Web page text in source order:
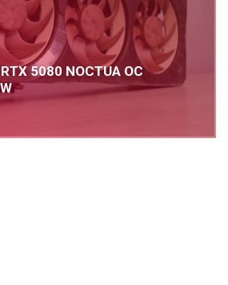
5080 NOCTUA OC